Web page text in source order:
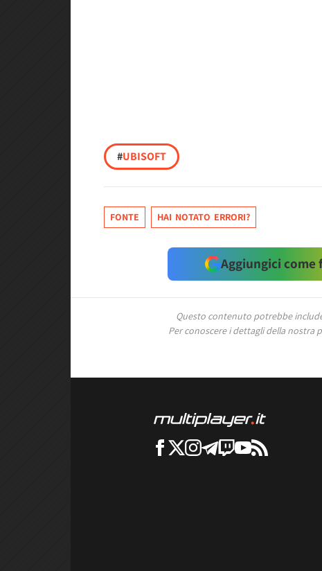
#UBISOFT
FONTE HAI NOTATO ERRORI?
Aggiungici come
Questo contenuto potrebbe
Per conoscere i dettagli della nostra